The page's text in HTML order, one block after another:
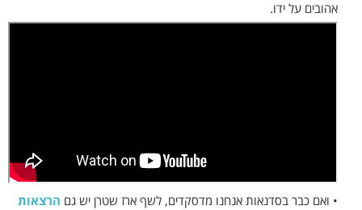
אהובים על ידו.
• ואם כבר בסדנאות אנחנו מדסקדים, לשף ארז שטרן יש גם הרצאות